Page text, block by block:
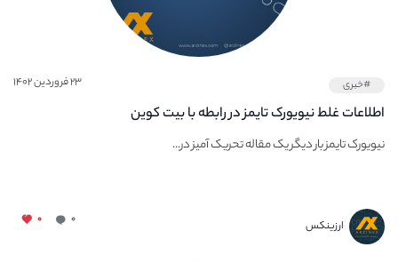
#خبری ۲۳ فروردین ۱۴۰۲
اطلاعات غلط نیویورک تایمز در رابطه با بیت کوین
نیویورک تایمز بار دیگر یک مقاله تحریک آمیز در...
ارزینکس ۰ ۰